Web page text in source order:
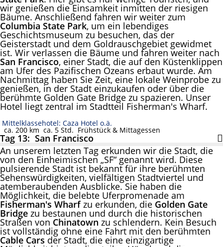
wir genießen die Einsamkeit inmitten der riesigen
Bäume. Anschließend fahren wir weiter zum
Columbia State Park, um ein lebendiges
Geschichtsmuseum zu besuchen, das der
Geisterstadt und dem Goldrauschgebiet gewidmet
ist. Wir verlassen die Bäume und fahren weiter nach
San Francisco, einer Stadt, die auf den Küstenklippen
am Ufer des Pazifischen Ozeans erbaut wurde. Am
Nachmittag haben Sie Zeit, eine lokale Weinprobe zu
genießen, in der Stadt einzukaufen oder über die
berühmte Golden Gate Bridge zu spazieren. Unser
Hotel liegt zentral im Stadtteil Fisherman's Wharf.
Mittelklassehotel: Caza Hotel o.ä.
ca. 200 km ca. 5 Std. Frühstück & Mittagessen
Tag 13: San Francisco
An unserem letzten Tag erkunden wir die Stadt, die
von den Einheimischen „SF“ genannt wird. Diese
pulsierende Stadt ist bekannt für ihre berühmten
Sehenswürdigkeiten, vielfältigen Stadtviertel und
atemberaubenden Ausblicke. Sie haben die
Möglichkeit, die belebte Uferpromenade am
Fisherman's Wharfzu erkunden, die Golden Gate
Bridge zu bestaunen und durch die historischen
Straßen von Chinatown zu schlendern. Kein Besuch
ist vollständig ohne eine Fahrt mit den berühmten
Cable Cars der Stadt, die eine einzigartige